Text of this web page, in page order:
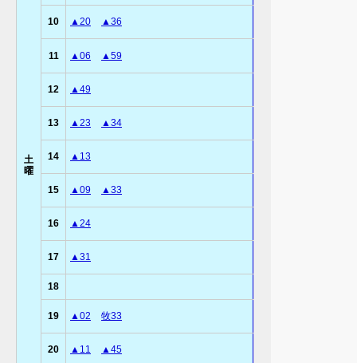
土
曜
10 ▲20 ▲36
11 ▲06 ▲59
12 ▲49
13 ▲23 ▲34
14 ▲13
15 ▲09 ▲33
16 ▲24
17 ▲31
18
19 ▲02 牧33
20 ▲11 ▲45